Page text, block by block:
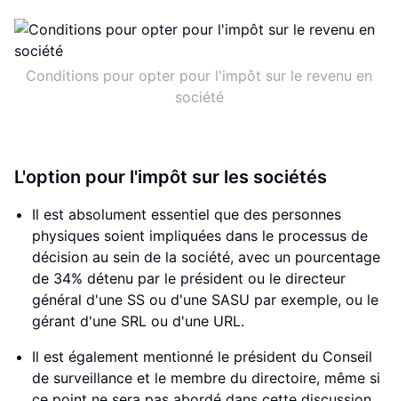
Conditions pour opter pour l'impôt sur le revenu en
société
L'option pour l'impôt sur les sociétés
Il est absolument essentiel que des personnes
physiques soient impliquées dans le processus de
décision au sein de la société, avec un pourcentage
de 34% détenu par le président ou le directeur
général d'une SS ou d'une SASU par exemple, ou le
gérant d'une SRL ou d'une URL.
Il est également mentionné le président du Conseil
de surveillance et le membre du directoire, même si